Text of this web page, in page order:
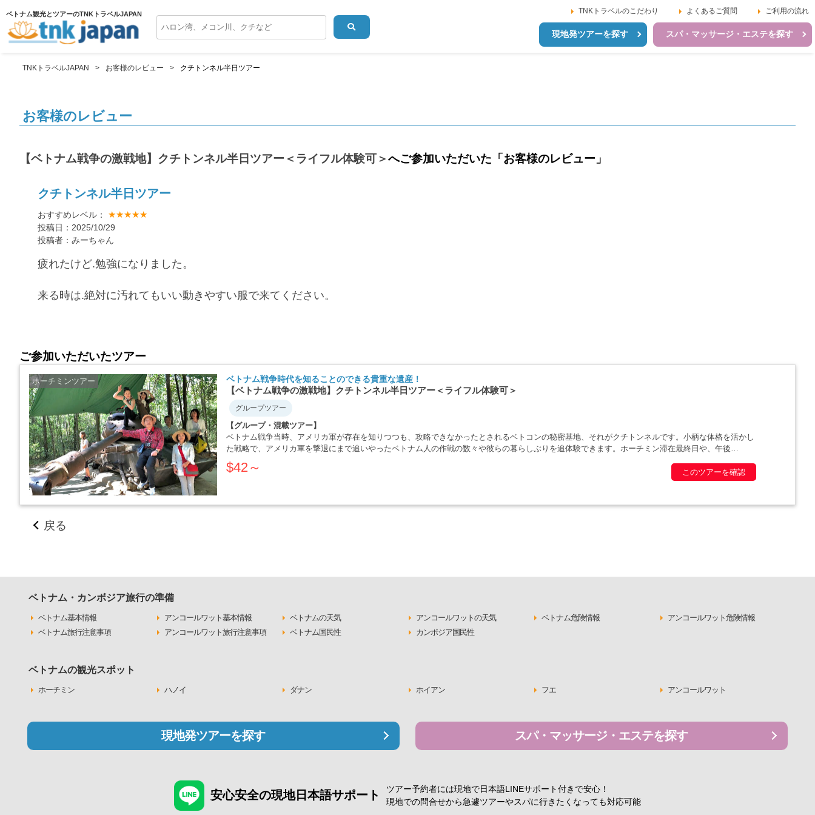
ベトナム観光とツアーのTNKトラベルJAPAN TNKトラベルのこだわり よくあるご質問 ご利用の流れ
現地発ツアーを探す スパ・マッサージ・エステを探す
TNKトラベルJAPAN お客様のレビュー クチトンネル半日ツアー
お客様のレビュー
【ベトナム戦争の激戦地】クチトンネル半日ツアー＜ライフル体験可＞へご参加いただいた「お客様のレビュー」
クチトンネル半日ツアー
おすすめレベル： ★★★★★
投稿日：2025/10/29
投稿者：みーちゃん
疲れたけど.勉強になりました。
来る時は.絶対に汚れてもいい動きやすい服で来てください。
ご参加いただいたツアー
ホーチミンツアー ベトナム戦争時代を知ることのできる貴重な遺産！
【ベトナム戦争の激戦地】クチトンネル半日ツアー＜ライフル体験可＞
グループツアー
【グループ・混載ツアー】
ベトナム戦争当時、アメリカ軍が存在を知りつつも、攻略できなかったとされるベトコンの秘密基地、それがクチトンネルです。小柄な体格を活かし
た戦略で、アメリカ軍を撃退にまで追いやったベトナム人の作戦の数々や彼らの暮らしぶりを追体験できます。ホーチミン滞在最終日や、午後
か・・・・・
$42～ このツアーを確認
戻る
ベトナム・カンボジア旅行の準備
ベトナム基本情報 アンコールワット基本情報 ベトナムの天気 アンコールワットの天気 ベトナム危険情報
アンコールワット危険情報
ベトナム旅行注意事項
アンコールワット旅行注意事項 ベトナム国民性 カンボジア国民性
ベトナムの観光スポット
ホーチミン ハノイ ダナン ホイアン フエ アンコールワット
現地発ツアーを探す スパ・マッサージ・エステを探す
安心安全の現地日本語サポート ツアー予約者には現地で日本語LINEサポート付きで安心！
現地での問合せから急遽ツアーやスパに行きたくなっても対応可能